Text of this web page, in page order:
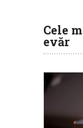
Cele
evăr